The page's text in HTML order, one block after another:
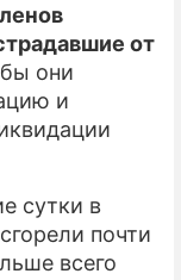
от
они
и
сутки в
почти
всего